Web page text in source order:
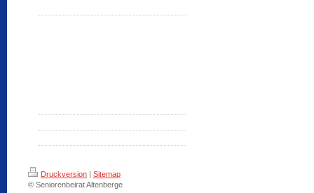
Druckversion | Sitemap
© Seniorenbeirat Altenberge